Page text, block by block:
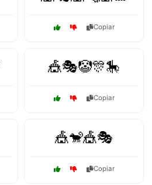
Copiar
🎪🎭🤡🎊🎠
Copiar
🎪🐒🎪🎭
Copiar